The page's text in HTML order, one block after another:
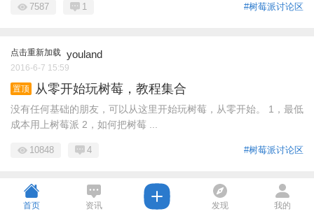
#树莓派讨论区
7587 1
点击重新加载 youland
2016-6-7 15:59
置顶 从零开始玩树莓，教程集合
没有任何基础的朋友，可以从这里开始玩树莓，从零开始。 1，最低
成本用上树莓派 2，如何把树莓 ...
#树莓派讨论区
10848 4
点击重新加载 TreeStone
2016-6-7 14:13
首页 资讯 发现 我的